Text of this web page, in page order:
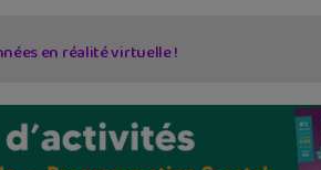
en réalité virtuelle !